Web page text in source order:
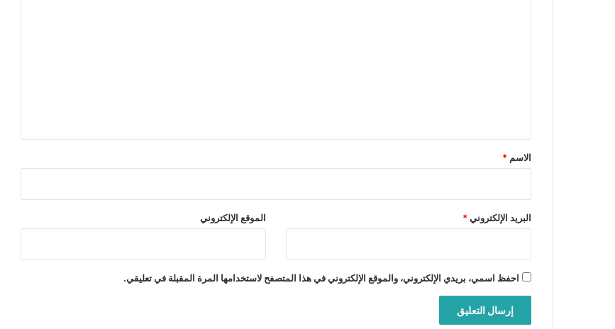
*
الاسم *
البريد الإلكتروني* الموقع الإلكتروني
احفظ اسمي، بريدي الإلكتروني، والموقع الإلكتروني في هذا المتصفح لاستخدامها المرة المقبلة في تعليقي.